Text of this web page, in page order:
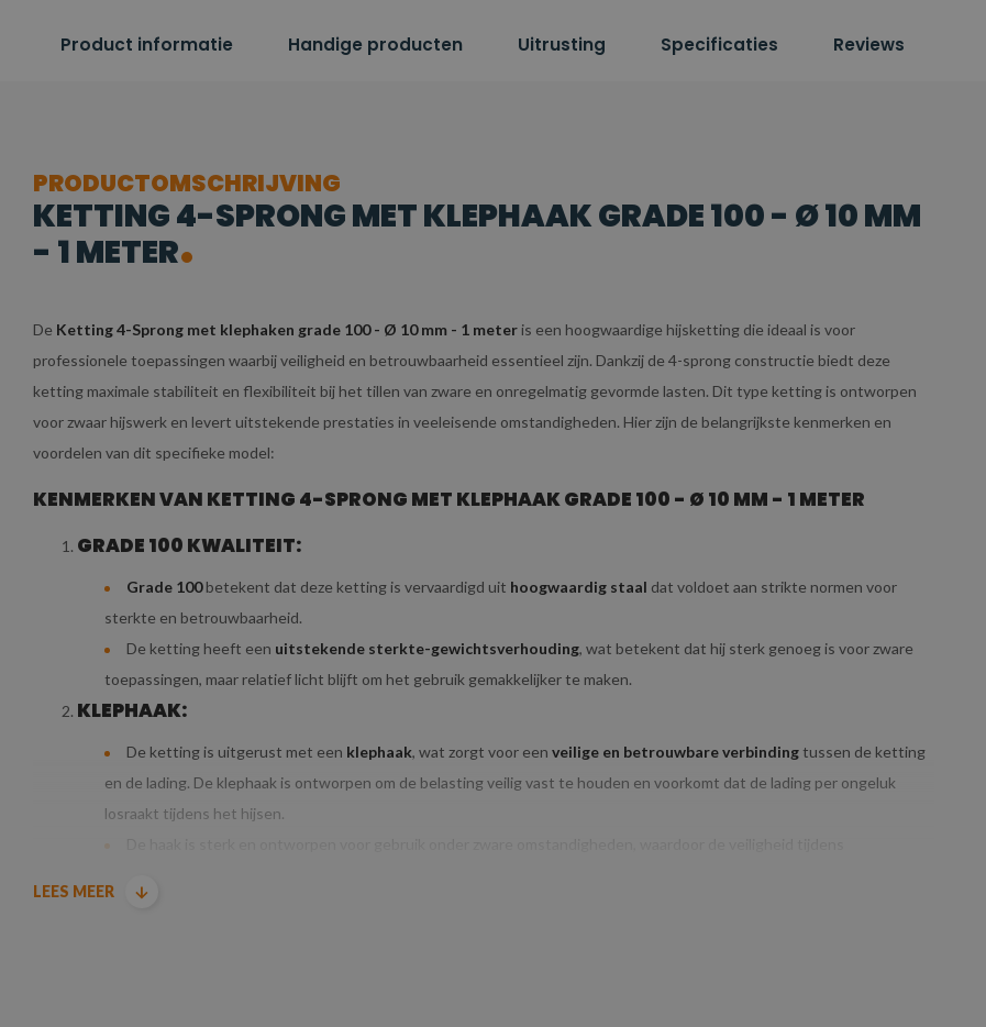
Product informatie Handige producten Uitrusting Specificaties Reviews
PRODUCTOMSCHRIJVING
KETTING 4-SPRONG MET KLEPHAAK GRADE 100 - Ø 10 MM
- 1 METER
De Ketting 4-Sprong met klephaken grade 100 - Ø 10 mm - 1 meteris een hoogwaardige hijsketting die ideaal is voor
professionele toepassingen waarbij veiligheid en betrouwbaarheid essentieel zijn. Dankzij de 4-sprong constructie biedt deze
ketting maximale stabiliteit en flexibiliteit bij het tillen van zware en onregelmatig gevormde lasten. Dit type ketting is ontworpen
voor zwaar hijswerk en levert uitstekende prestaties in veeleisende omstandigheden. Hier zijn de belangrijkste kenmerken en
voordelen van dit specifieke model:
KENMERKEN VAN KETTING 4-SPRONG MET KLEPHAAK GRADE 100 - Ø 10 MM - 1 METER
GRADE 100 KWALITEIT:
Grade 100betekent dat deze ketting is vervaardigd uit hoogwaardig staal dat voldoet aan strikte normen voor
sterkte en betrouwbaarheid.
De ketting heeft een uitstekende sterkte-gewichtsverhouding, wat betekent dat hij sterk genoeg is voor zware
toepassingen, maar relatief licht blijft om het gebruik gemakkelijker te maken.
KLEPHAAK:
De ketting is uitgerust met een klephaak, wat zorgt voor een veilige en betrouwbare verbindingtussen de ketting
en de lading. De klephaak is ontworpen om de belasting veilig vast te houden en voorkomt dat de lading per ongeluk
losraakt tijdens het hijsen.
DIAMETER & HIJSLAST VAN DE HIJSKETTING:
LEES MEER